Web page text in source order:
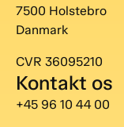
7500 Holstebro
Danmark
CVR 36095210
Kontakt os
+45 96 10 44 00